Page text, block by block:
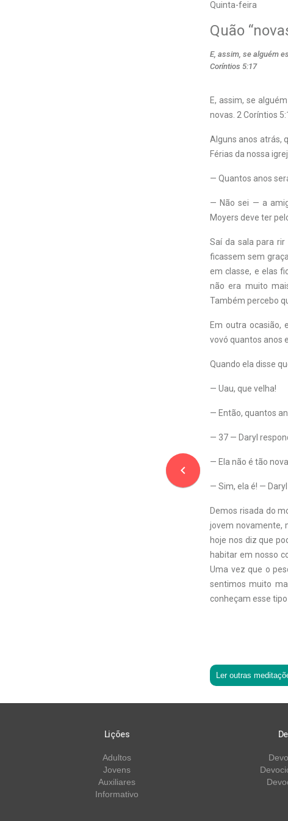
Quinta-feira
navigate_before
Quão
E, assim, se alguém
Coríntios 5:17
E, assim, se
novas. 2 Coríntios
Alguns anos atrás,
Férias da nossa
— Quantos anos
— Não sei — a
Moyers deve ter
Saí da sala para
ficassem sem
em classe, e elas
não era muito
Também percebo
Em outra ocasião,
vovó quantos anos
Quando ela disse
— Uau, que velha!
— Então, quantos
— 37 — Daryl
— Ela não é tão
— Sim, ela é! —
Demos risada do
jovem novamente,
hoje nos diz que
habitar em nosso
Uma vez que o
sentimos muito
conheçam esse
Ler outras
Lições
Adultos
Jovens
Auxiliares
Informativo